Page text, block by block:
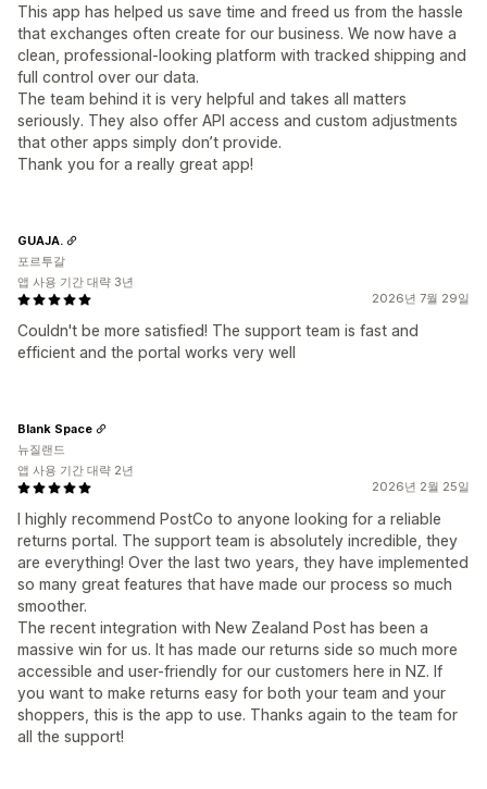
This app has helped us save time and freed us from the hassle
that exchanges often create for our business. We now have a
clean, professional-looking platform with tracked shipping and
full control over our data.
The team behind it is very helpful and takes all matters
seriously. They also offer API access and custom adjustments
that other apps simply don’t provide.
Thank you for a really great app!
2026년 7월 29일
Couldn't be more satisfied! The support team is fast and
efficient and the portal works very well
GUAJA.
포르투갈
앱 사용 기간 대략 3년
2026년 2월 25일
I highly recommend PostCo to anyone looking for a reliable
returns portal. The support team is absolutely incredible, they
are everything! Over the last two years, they have implemented
so many great features that have made our process so much
smoother.
The recent integration with New Zealand Post has been a
massive win for us. It has made our returns side so much more
accessible and user-friendly for our customers here in NZ. If
you want to make returns easy for both your team and your
shoppers, this is the app to use. Thanks again to the team for
all the support!
Blank Space
뉴질랜드
앱 사용 기간 대략 2년